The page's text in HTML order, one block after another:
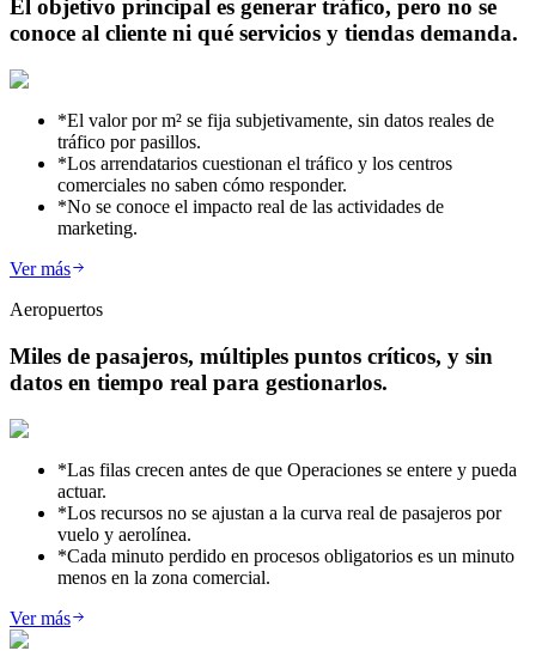
El objetivo principal es generar tráfico, pero no se
conoce al cliente ni qué servicios y tiendas demanda.
*El valor por m² se fija subjetivamente, sin datos reales de
tráfico por pasillos.
*Los arrendatarios cuestionan el tráfico y los centros
comerciales no saben cómo responder.
*No se conoce el impacto real de las actividades de
marketing.
Ver más
Aeropuertos
Miles de pasajeros, múltiples puntos críticos, y sin
datos en tiempo real para gestionarlos.
*Las filas crecen antes de que Operaciones se entere y pueda
actuar.
*Los recursos no se ajustan a la curva real de pasajeros por
vuelo y aerolínea.
*Cada minuto perdido en procesos obligatorios es un minuto
menos en la zona comercial.
Ver más